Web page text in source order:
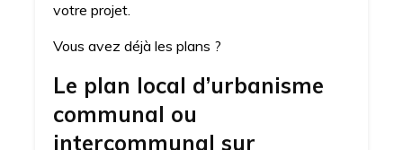
votre projet.
Vous avez déjà les plans ?
Le plan local d’urbanisme
communal ou
intercommunal sur